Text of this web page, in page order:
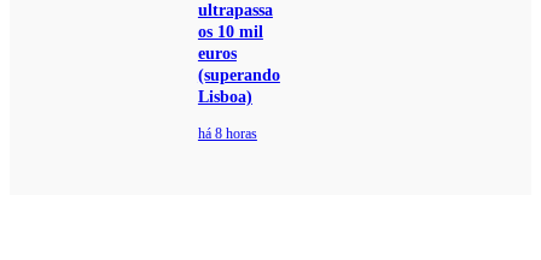
ultrapassa
os 10 mil
euros
(superando
Lisboa)
há 8 horas